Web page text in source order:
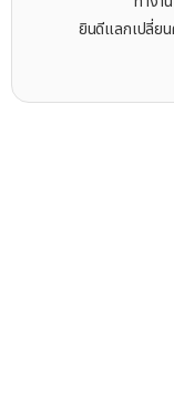
ยินดีแลกเปลี่ย